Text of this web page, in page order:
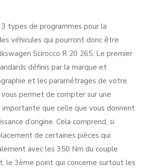
types de programmes pour la
véhicules qui pourront donc être
Scirocco R 20 265. Le premier
définis par la marque et
et les paramétrages de votre
permet de compter sur une
importante que celle que vous donnent
d’origine. Cela comprend, si
de certaines pièces qui
avec les 350 Nm du couple
le 3ème point qui concerne surtout les